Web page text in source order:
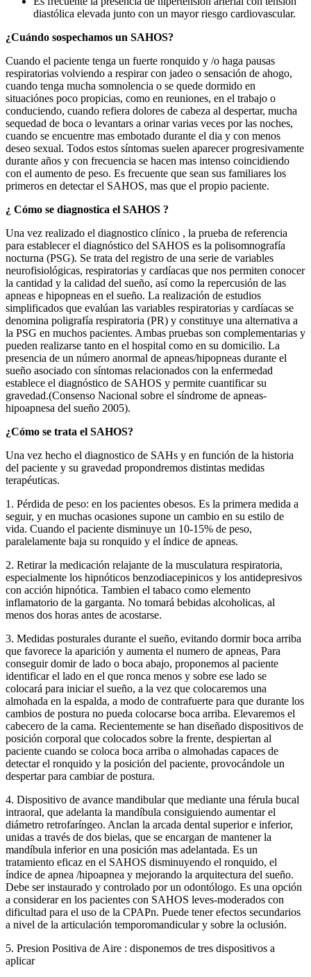
diastólica elevada junto con un mayor riesgo cardiovascular.
¿Cuándo sospechamos un SAHOS?
Cuando el paciente tenga un fuerte ronquido y /o haga pausas
respiratorias volviendo a respirar con jadeo o sensación de ahogo,
cuando tenga mucha somnolencia o se quede dormido en
situaciónes poco propicias, como en reuniones, en el trabajo o
conduciendo, cuando refiera dolores de cabeza al despertar, mucha
sequedad de boca o levantars a orinar varias veces por las noches,
cuando se encuentre mas embotado durante el dia y con menos
deseo sexual. Todos estos síntomas suelen aparecer progresivamente
durante años y con frecuencia se hacen mas intenso coincidiendo
con el aumento de peso. Es frecuente que sean sus familiares los
primeros en detectar el SAHOS, mas que el propio paciente.
¿ Cómo se diagnostica el SAHOS ?
Una vez realizado el diagnostico clínico , la prueba de referencia
para establecer el diagnóstico del SAHOS es la polisomnografía
nocturna (PSG). Se trata del registro de una serie de variables
neurofisiológicas, respiratorias y cardíacas que nos permiten conocer
la cantidad y la calidad del sueño, así como la repercusión de las
apneas e hipopneas en el sueño. La realización de estudios
simplificados que evalúan las variables respiratorias y cardíacas se
denomina poligrafía respiratoria (PR) y constituye una alternativa a
la PSG en muchos pacientes. Ambas pruebas son complementarias y
pueden realizarse tanto en el hospital como en su domicilio. La
presencia de un número anormal de apneas/hipopneas durante el
sueño asociado con síntomas relacionados con la enfermedad
establece el diagnóstico de SAHOS y permite cuantificar su
gravedad.(Consenso Nacional sobre el síndrome de apneas-
hipoapnesa del sueño 2005).
¿Cómo se trata el SAHOS?
Una vez hecho el diagnostico de SAHs y en función de la historia
del paciente y su gravedad propondremos distintas medidas
terapéuticas.
1. Pérdida de peso: en los pacientes obesos. Es la primera medida a
seguir, y en muchas ocasiones supone un cambio en su estilo de
vida. Cuando el paciente disminuye un 10-15% de peso,
paralelamente baja su ronquido y el índice de apneas.
2. Retirar la medicación relajante de la musculatura respiratoria,
especialmente los hipnóticos benzodiacepinicos y los antidepresivos
con acción hipnótica. Tambien el tabaco como elemento
inflamatorio de la garganta. No tomará bebidas alcoholicas, al
menos dos horas antes de acostarse.
3. Medidas posturales durante el sueño, evitando dormir boca arriba
que favorece la aparición y aumenta el numero de apneas, Para
conseguir domir de lado o boca abajo, proponemos al paciente
identificar el lado en el que ronca menos y sobre ese lado se
colocará para iniciar el sueño, a la vez que colocaremos una
almohada en la espalda, a modo de contrafuerte para que durante los
cambios de postura no pueda colocarse boca arriba. Elevaremos el
cabecero de la cama. Recientemente se han diseñado dispositivos de
posición corporal que colocados sobre la frente, despiertan al
paciente cuando se coloca boca arriba o almohadas capaces de
detectar el ronquido y la posición del paciente, provocándole un
despertar para cambiar de postura.
4. Dispositivo de avance mandibular que mediante una férula bucal
intraoral, que adelanta la mandíbula consiguiendo aumentar el
diámetro retrofaríngeo. Anclan la arcada dental superior e inferior,
unidas a través de dos bielas, que se encargan de mantener la
mandíbula inferior en una posición mas adelantada. Es un
tratamiento eficaz en el SAHOS disminuyendo el ronquido, el
índice de apnea /hipoapnea y mejorando la arquitectura del sueño.
Debe ser instaurado y controlado por un odontólogo. Es una opción
a considerar en los pacientes con SAHOS leves-moderados con
dificultad para el uso de la CPAPn. Puede tener efectos secundarios
a nivel de la articulación temporomandicular y sobre la oclusión.
5. Presion Positiva de Aire : disponemos de tres dispositivos a
aplicar